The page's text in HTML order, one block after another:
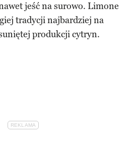
jeść na surowo. Limone
tradycji najbardziej na
produkcji cytryn.